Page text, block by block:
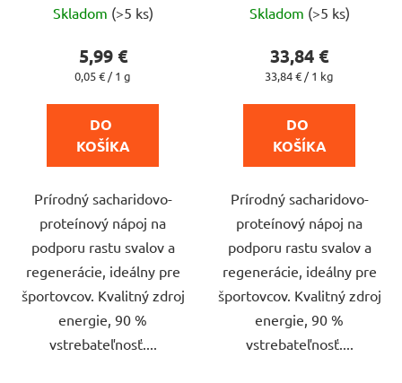
hodnotenie
je
z
5
hviezdičiek.
Skladom (>5 ks)
5,99 €
Jednotková
0,05 € / 1 g
DO
KOŠÍKA
Prírodný sacharidovo-
proteínový nápoj na
podporu rastu svalov a
regenerácie, ideálny pre
športovcov. Kvalitný zdroj
energie, 90 %
vstrebateľnosť....
hodnotenie
je
z
5
hviezdičiek.
Skladom (>5 ks)
33,84 €
Jednotková
33,84 € / 1 kg
DO
KOŠÍKA
Prírodný sacharidovo-
proteínový nápoj na
podporu rastu svalov a
regenerácie, ideálny pre
športovcov. Kvalitný zdroj
energie, 90 %
vstrebateľnosť....